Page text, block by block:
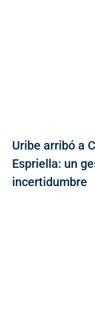
Uribe arribó a
Espriella: un
incertidumbre